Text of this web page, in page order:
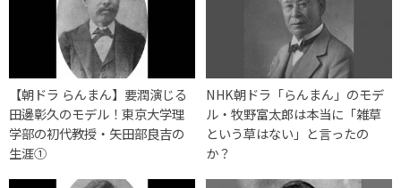
【朝ドラ らんまん】要潤演じる
田邊彰久のモデル！東京大学理
学部の初代教授・矢田部良吉の
生涯①
NHK朝ドラ「らんまん」のモデ
ル・牧野富太郎は本当に「雑草
という草はない」と言ったの
か？